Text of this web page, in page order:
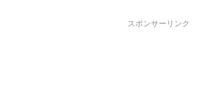
スポンサーリンク